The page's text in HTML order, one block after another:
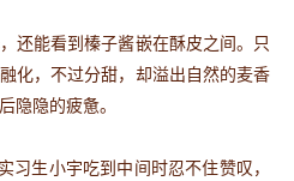
还能看到榛子酱嵌在酥皮之间。只
化，不过分甜，却溢出自然的麦香
隐的疲惫。
习生小宇吃到中间时忍不住赞叹，